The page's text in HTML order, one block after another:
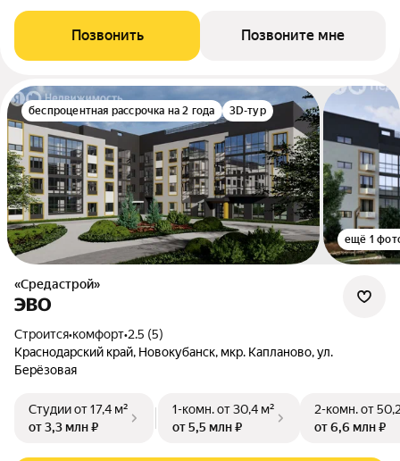
Позвонить Позвоните мне
беспроцентная рассрочка на 2 года 3D-тур
ещё 1
«Средастрой»
ЭВО
Строится•комфорт•2.5 (5)
Краснодарский край, Новокубанск, мкр. Капланово, ул.
Берёзовая
Студииот 17,4 м²
от 3,3 млн ₽
1-комн.от 30,4 м²
от 5,5 млн ₽
2-комн.от
от 6,6 млн ₽